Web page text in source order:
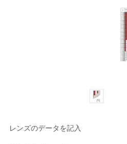
レンズのデータを記入